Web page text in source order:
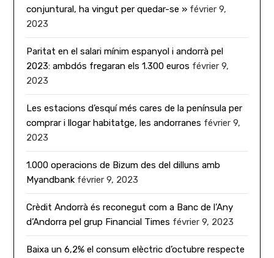
conjuntural, ha vingut per quedar-se » février 9,
2023
Paritat en el salari mínim espanyol i andorrà pel
2023: ambdós fregaran els 1.300 euros février 9,
2023
Les estacions d’esquí més cares de la península per
comprar i llogar habitatge, les andorranes février 9,
2023
1.000 operacions de Bizum des del dilluns amb
Myandbank février 9, 2023
Crèdit Andorrà és reconegut com a Banc de l’Any
d’Andorra pel grup Financial Times février 9, 2023
Baixa un 6,2% el consum elèctric d’octubre respecte